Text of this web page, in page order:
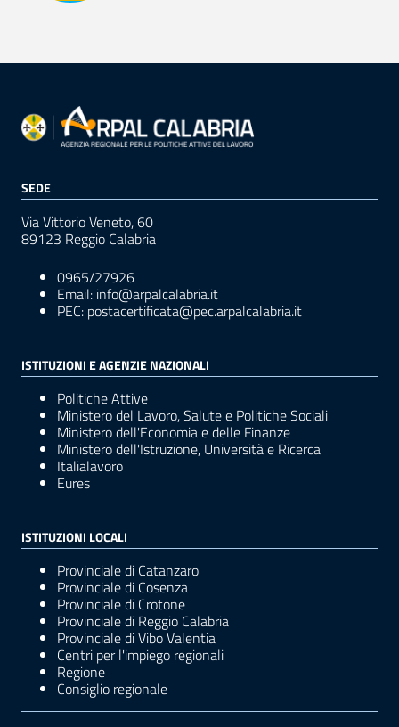
SEDE
Via Vittorio Veneto, 60
89123 Reggio Calabria
0965/27926
Email: info@arpalcalabria.it
PEC: postacertificata@pec.arpalcalabria.it
ISTITUZIONI E AGENZIE NAZIONALI
Politiche Attive
Ministero del Lavoro, Salute e Politiche Sociali
Ministero dell'Economia e delle Finanze
Ministero dell'Istruzione, Università e Ricerca
Italialavoro
Eures
ISTITUZIONI LOCALI
Provinciale di Catanzaro
Provinciale di Cosenza
Provinciale di Crotone
Provinciale di Reggio Calabria
Provinciale di Vibo Valentia
Centri per l'impiego regionali
Regione
Consiglio regionale